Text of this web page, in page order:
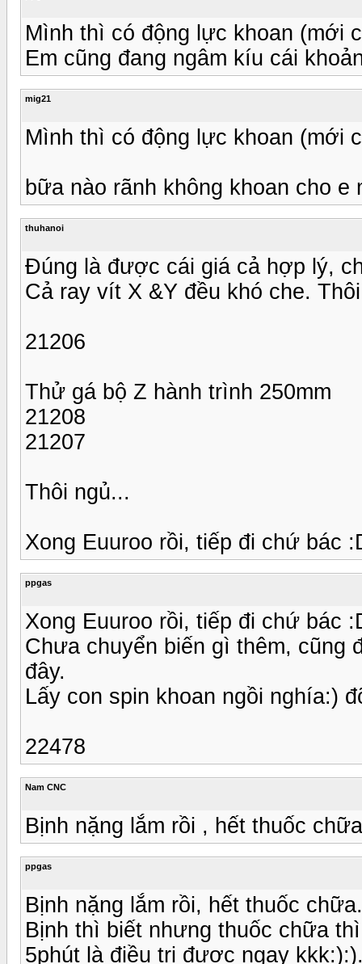
Mình thì có động lực khoan (mới
Em cũng đang ngâm kíu cái
mig21
Mình thì có động lực khoan (mới
bữa nào rãnh không khoan cho
thuhanoi
Đúng là được cái giá cả hợp lý,
Cả ray vít X &Y đều khó che.
21206
Thử gá bộ Z hành trình 250mm
21208
21207
Thôi ngủ...
Xong Euuroo rồi, tiếp đi chứ bác
ppgas
Xong Euuroo rồi, tiếp đi chứ bác
Chưa chuyển biến gì thêm, cũng
đây.
Lấy con spin khoan ngồi nghía:)
22478
Nam CNC
Bịnh nặng lắm rồi , hết thuốc
ppgas
Bịnh nặng lắm rồi, hết thuốc chữa.
Bịnh thì biết nhưng thuốc chữa
5phút là điều trị được ngay